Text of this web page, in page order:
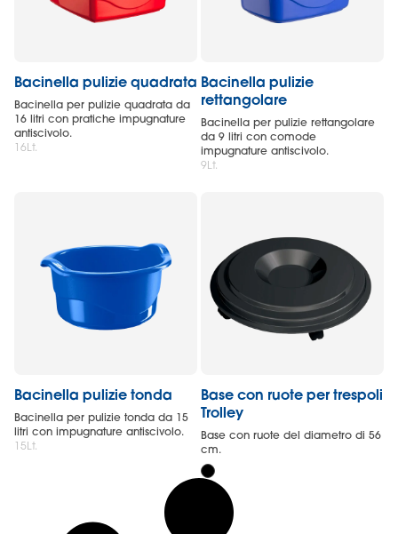
Bacinella pulizie quadrata
Bacinella per pulizie quadrata da
16 litri con pratiche impugnature
antiscivolo.
16Lt.
Bacinella pulizie
rettangolare
Bacinella per pulizie rettangolare
da 9 litri con comode
impugnature antiscivolo.
9Lt.
Bacinella pulizie tonda
Bacinella per pulizie tonda da 15
litri con impugnature antiscivolo.
15Lt.
Base con ruote per trespoli
Trolley
Base con ruote del diametro di 56
cm.